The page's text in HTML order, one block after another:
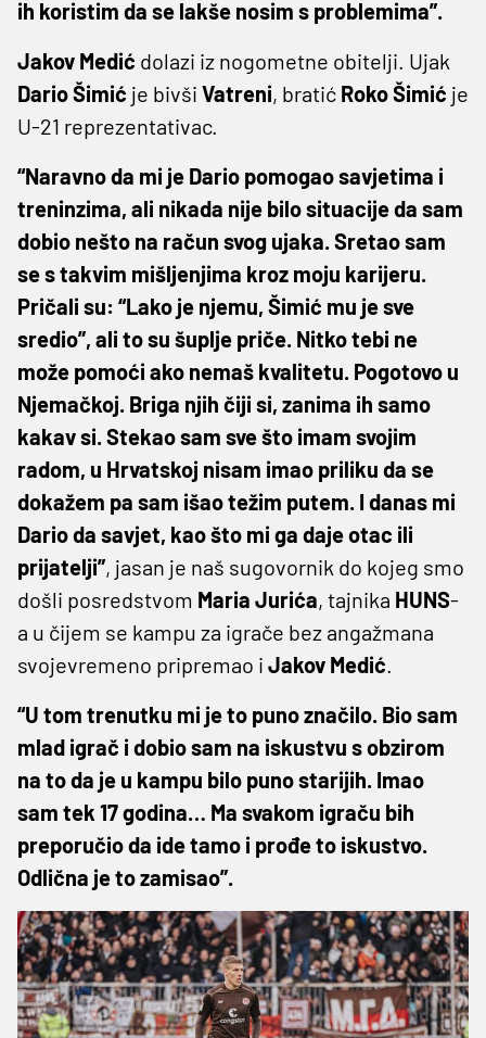
ih koristim da se lakše nosim s problemima”.
Jakov Medić dolazi iz nogometne obitelji. Ujak
DarioŠimić je bivši Vatreni, bratić RokoŠimić je
U-21 reprezentativac.
“Naravno da mi je Dario pomogao savjetima i
treninzima, ali nikada nije bilo situacije da sam
dobio nešto na račun svog ujaka. Sretao sam
se s takvim mišljenjima kroz moju karijeru.
Pričali su: “Lako je njemu, Šimić mu je sve
sredio”, ali to su šuplje priče. Nitko tebi ne
može pomoći ako nemaš kvalitetu. Pogotovo u
Njemačkoj. Briga njih čiji si, zanima ih samo
kakav si. Stekao sam sve što imam svojim
radom, u Hrvatskoj nisam imao priliku da se
dokažem pa sam išao težim putem. I danas mi
Dario da savjet, kao što mi ga daje otac ili
prijatelji”, jasan je naš sugovornik do kojeg smo
došli posredstvom Maria Jurića, tajnika HUNS-
a u čijem se kampu za igrače bez angažmana
svojevremeno pripremao i Jakov Medić
“U tom trenutku mi je to puno značilo. Bio sam
mlad igrač i dobio sam na iskustvu s obzirom
na to da je u kampu bilo puno starijih. Imao
sam tek 17 godina… Ma svakom igraču bih
preporučio da ide tamo i prođe to iskustvo.
Odlična je to zamisao”.